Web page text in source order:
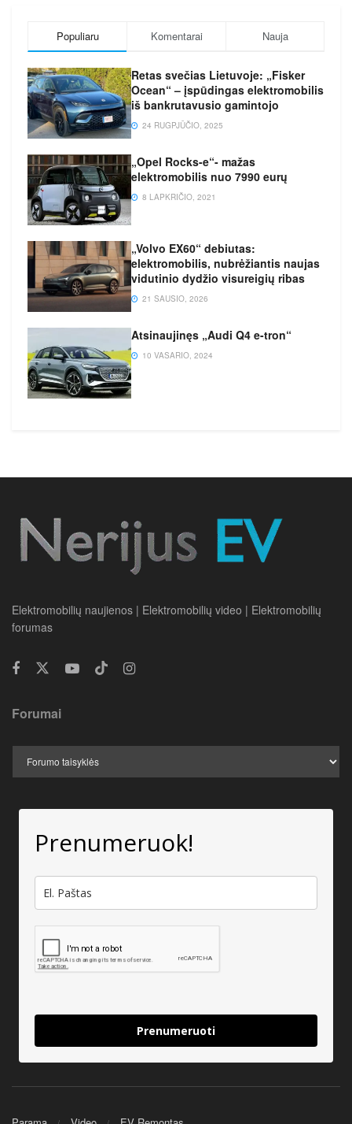
Populiaru Komentarai Nauja
Retas svečias Lietuvoje: „Fisker
Ocean“ – įspūdingas elektromobilis
iš bankrutavusio gamintojo
24 RUGPJŪČIO, 2025
„Opel Rocks-e“- mažas
elektromobilis nuo 7990 eurų
8 LAPKRIČIO, 2021
„Volvo EX60“ debiutas:
elektromobilis, nubrėžiantis naujas
vidutinio dydžio visureigių ribas
21 SAUSIO, 2026
Atsinaujinęs „Audi Q4 e-tron“
10 VASARIO, 2024
Elektromobilių naujienos | Elektromobilių video | Elektromobilių
forumas
Forumai
Prenumeruok!
Prenumeruoti